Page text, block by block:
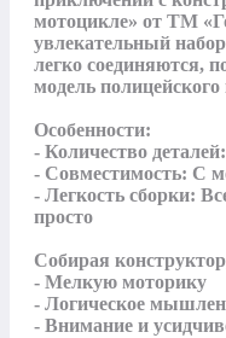
мотоцикле» от ТМ
увлекательный
легко соединяются,
модель
Особенности:
- Количество
- Совместимость: С
- Легкость сборки:
просто
Собирая
- Мелкую моторику
- Логическое
- Внимание и